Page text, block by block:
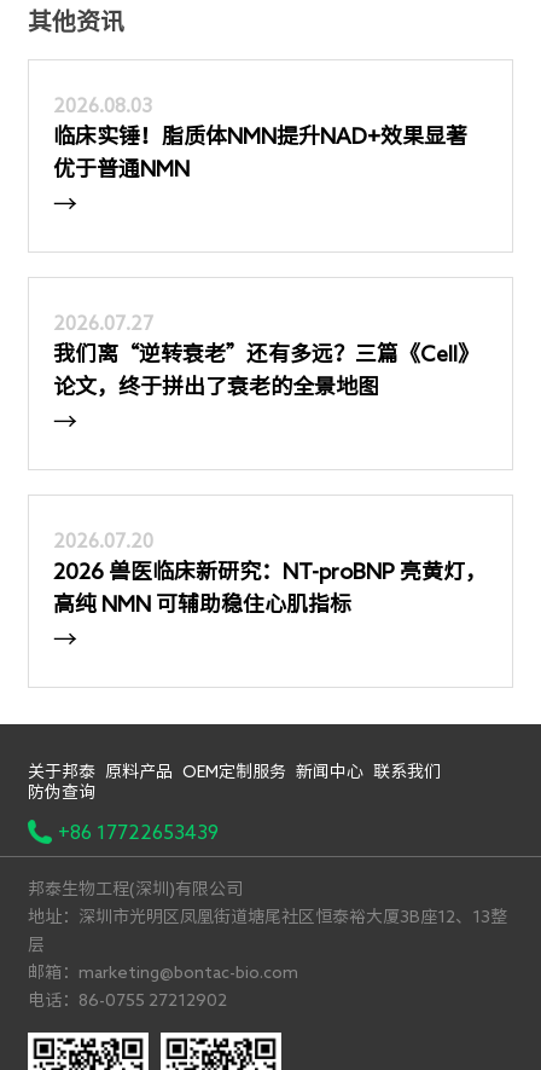
其他资讯
2026.08.03
临床实锤！脂质体NMN提升NAD+效果显著
优于普通NMN
→
2026.07.27
我们离“逆转衰老”还有多远？三篇《Cell》
论文，终于拼出了衰老的全景地图
→
2026.07.20
2026 兽医临床新研究：NT-proBNP 亮黄灯，
高纯 NMN 可辅助稳住心肌指标
→
关于邦泰 原料产品 OEM定制服务 新闻中心
联系我们
防伪查询
+86 17722653439
邦泰生物工程(深圳)有限公司
地址：深圳市光明区凤凰街道塘尾社区恒泰裕大厦3B座12、13整
层
邮箱：marketing@bontac-bio.com
电话：86-0755 27212902